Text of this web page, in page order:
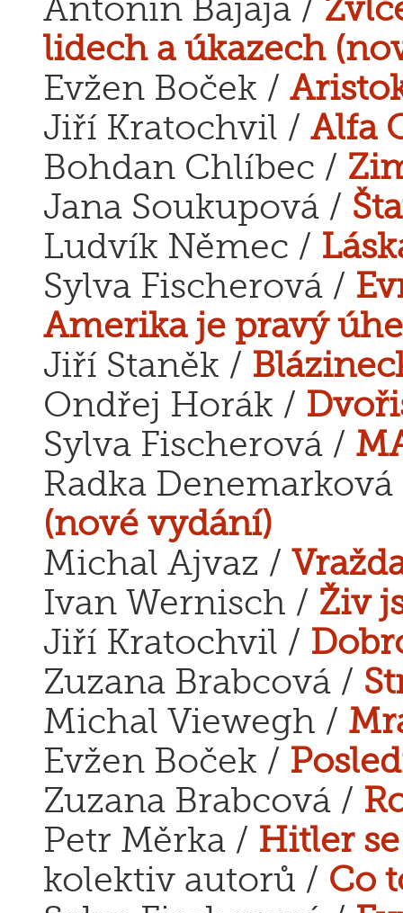
Antonín Bajaja /
lidech a úkazech
Evžen Boček /
Jiří Kratochvil / Alfa
Bohdan Chlíbec /
Jana Soukupová /
Ludvík Němec /
Sylva Fischerová /
Amerika je pravý
Jiří Staněk /
Ondřej Horák /
Sylva Fischerová /
Radka
(nové vydání)
Michal Ajvaz /
Ivan Wernisch / Živ
Jiří Kratochvil /
Zuzana Brabcová /
Michal Viewegh /
Evžen Boček /
Zuzana Brabcová /
Petr Měrka / Hitler
kolektiv autorů / Co